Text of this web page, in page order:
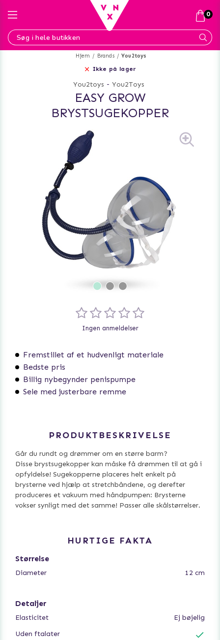
Hjem Brands You2toys
Ikke på lager
You2toys - You2Toys
EASY GROW
BRYSTSUGEKOPPER
Fremstillet af et hudvenligt materiale
Bedste pris
Billig nybegynder penispumpe
Sele med justerbare remme
Ingen anmeldelser
PRODUKTBESKRIVELSE
Går du rundt og drømmer om en større barm?
Disse brystsugekopper kan måske få drømmen til at gå i
opfyldelse! Sugekopperne placeres helt enkelt på
brysterne ved hjælp at stretchbåndene, og derefter
produceres et vakuum med håndpumpen: Brysterne
vokser synligt med det samme! Passer alle skålstørrelser.
HURTIGE FAKTA
Størrelse
Diameter 12 cm
Detaljer
Elasticitet
Ej bøjelig
Uden ftalater
0